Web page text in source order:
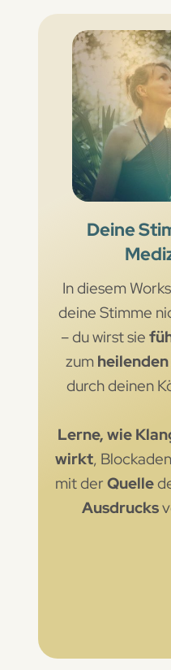
Deine
In diesem
deine Stimme
– du wirst sie
zum
durch deinen
Lerne, wie
wirkt,
mit derQuelle
Ausdrucks